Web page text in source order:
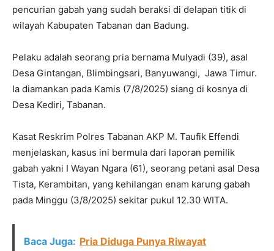
pencurian gabah yang sudah beraksi di delapan titik di
wilayah Kabupaten Tabanan dan Badung.
Pelaku adalah seorang pria bernama Mulyadi (39), asal
Desa Gintangan, Blimbingsari, Banyuwangi, Jawa Timur.
Ia diamankan pada Kamis (7/8/2025) siang di kosnya di
Desa Kediri, Tabanan.
Kasat Reskrim Polres Tabanan AKP M. Taufik Effendi
menjelaskan, kasus ini bermula dari laporan pemilik
gabah yakni I Wayan Ngara (61), seorang petani asal Desa
Tista, Kerambitan, yang kehilangan enam karung gabah
pada Minggu (3/8/2025) sekitar pukul 12.30 WITA.
Baca Juga: Pria Diduga Punya Riwayat